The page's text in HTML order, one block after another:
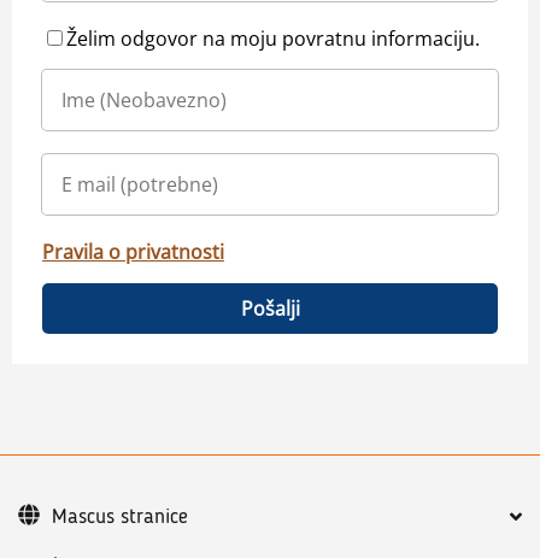
Želim odgovor na moju povratnu informaciju.
Pravila o privatnosti
Pošalji
Mascus stranice